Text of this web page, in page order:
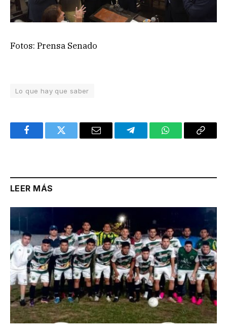
Fotos: Prensa Senado
Lo que hay que saber
FacebookTwitter Email TelegramWhatsAppCopy
LEER MÁS